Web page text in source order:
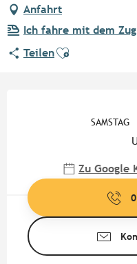
Anfahrt
Ich fahre mit dem
TeilenAjouter aux
SAMSTAG
Zu Google